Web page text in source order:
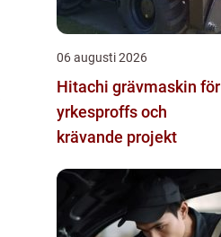
06 augusti 2026
Hitachi grävmaskin för
yrkesproffs och
krävande projekt